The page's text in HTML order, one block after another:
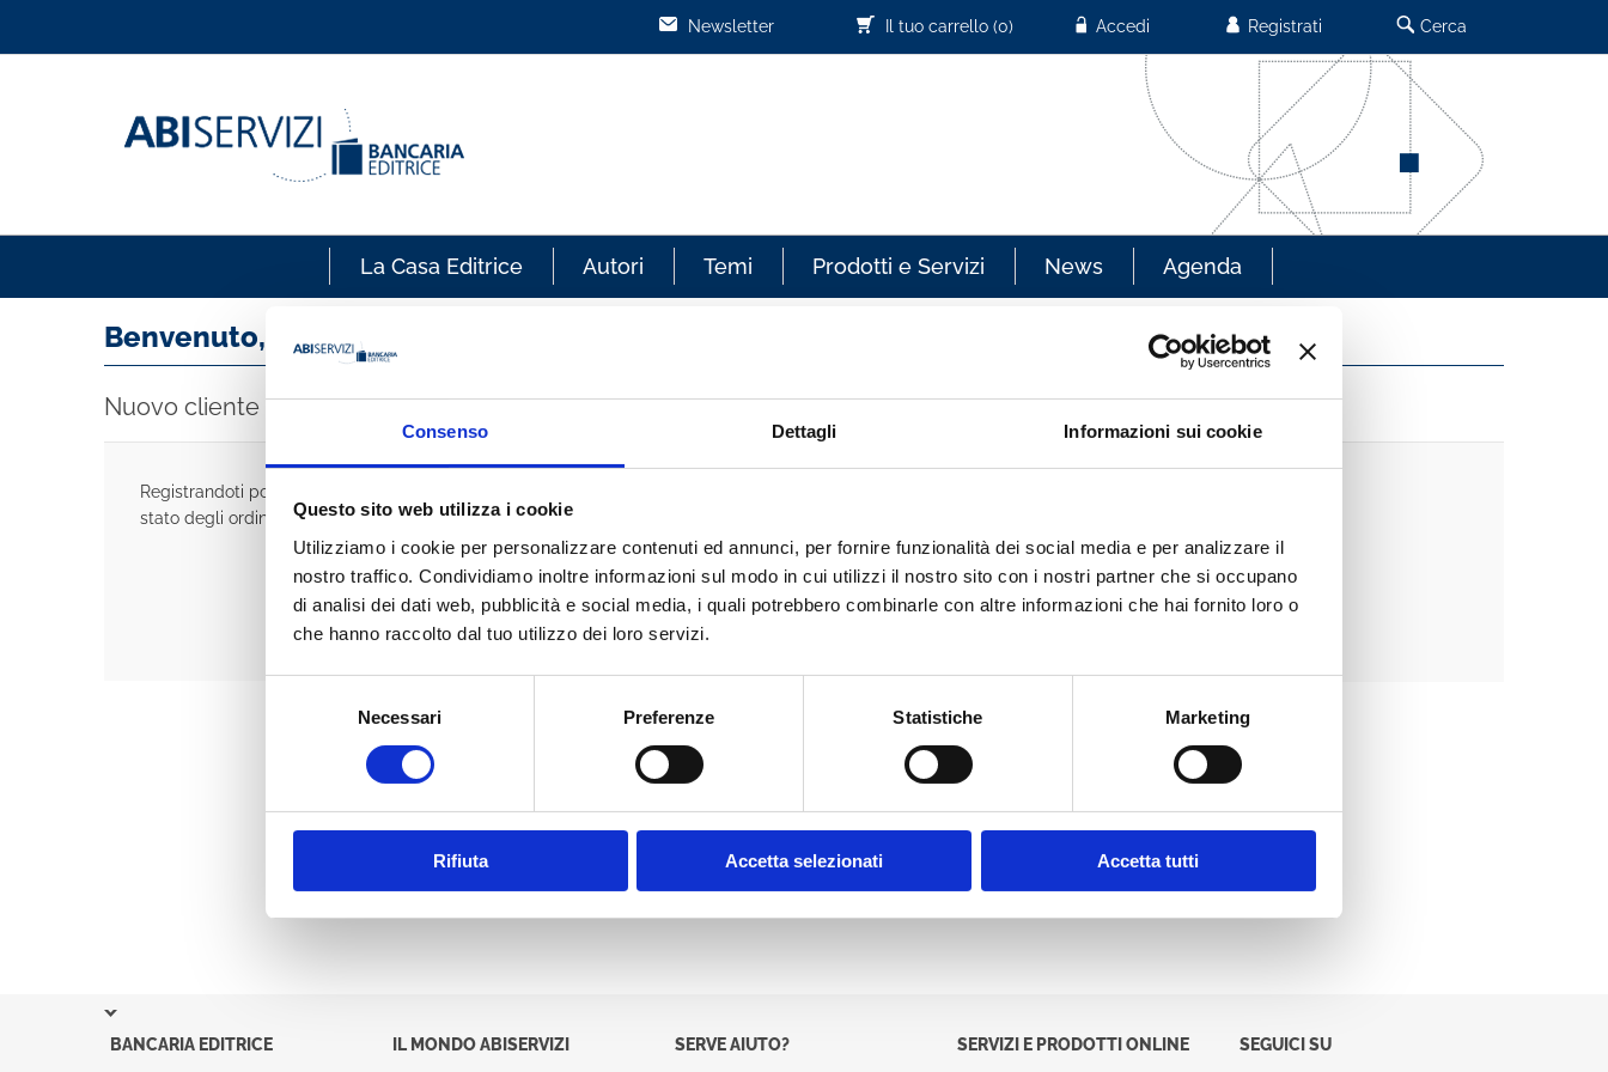
Consenso Dettagli Informazioni sui cookie
Questo sito web utilizza i cookie
Utilizziamo i cookie per personalizzare contenuti ed annunci, per fornire funzionalità dei social media e per analizzare il
nostro traffico. Condividiamo inoltre informazioni sul modo in cui utilizzi il nostro sito con i nostri partner che si occupano
di analisi dei dati web, pubblicità e social media, i quali potrebbero combinarle con altre informazioni che hai fornito loro o
che hanno raccolto dal tuo utilizzo dei loro servizi.
Necessari Preferenze Statistiche Marketing
Rifiuta Accetta selezionati Accetta tutti
Cerca
Registrati
Accedi
Il tuo carrello (0)
Newsletter
La Casa Editrice Autori Temi Prodotti e Servizi News Agenda
Benvenuto, accedi!
Nuovo cliente
Registrandoti potrai acquistare velocemente, essere sempre aggiornato sullo
stato degli ordini e rivedere la storia degli acquisti effettuati
Cliente già registrato
Password:
BANCARIA EDITRICE IL MONDO ABISERVIZI SERVE AIUTO? SERVIZI E PRODOTTI ONLINE SEGUICI SU